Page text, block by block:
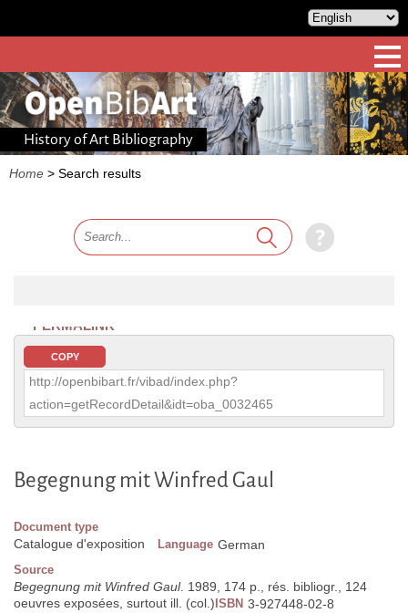
History of Art Bibliography
Home > Search results
PERMALINK
COPY
http://openbibart.fr/vibad/index.php?
action=getRecordDetail&idt=oba_0032465
Begegnung mit Winfred Gaul
Document type
Catalogue d'exposition Language German
Source
Begegnung mit Winfred Gaul. 1989, 174 p., rés. bibliogr., 124
oeuvres exposées, surtout ill. (col.) ISBN 3-927448-02-8